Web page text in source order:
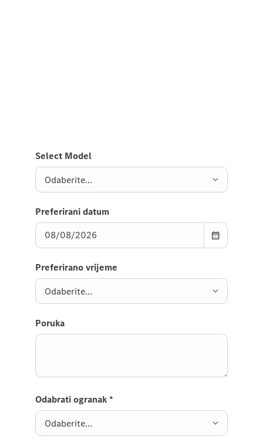
Select Model
Odaberite...
Preferirani datum
Preferirano vrijeme
Odaberite...
Poruka
Odabrati ogranak *
Odaberite...